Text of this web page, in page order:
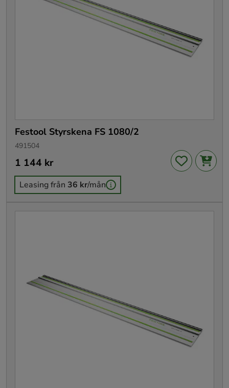
Festool Styrskena FS 1080/2
491504
Pris :1 144 kr
1 144 kr
Leasing från 36 kr/mån